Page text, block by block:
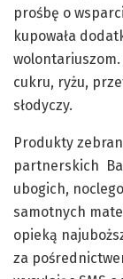
prośbę o
kupowała
cukru, ryżu,
słodyczy.
Produkty
partnerskich
ubogich,
samotnych
opieką
za